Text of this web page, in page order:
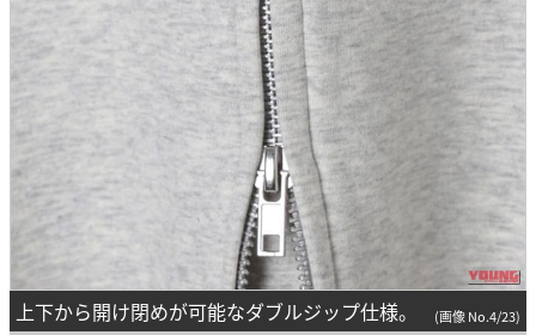
上下から開け閉めが可能なダブルジップ仕様。 (画像 No.4/23)